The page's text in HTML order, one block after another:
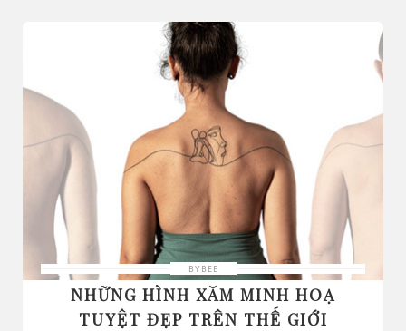
BYBEE
NHỮNG HÌNH XĂM MINH HOẠ
TUYỆT ĐẸP TRÊN THẾ GIỚI